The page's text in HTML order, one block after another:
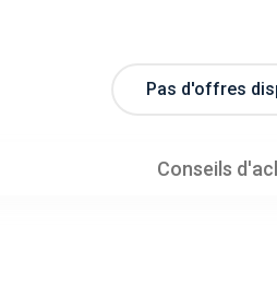
полис СтопВирус
Pas d'offres
Conseils